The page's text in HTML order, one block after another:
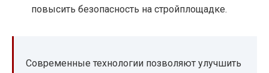
повысить безопасность на стройплощадке.
Современные технологии позволяют улучшить